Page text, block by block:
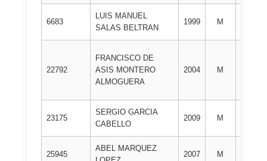
6683
LUIS MANUEL
SALAS BELTRAN
1999 M
22792
FRANCISCO DE
ASIS MONTERO
ALMOGUERA
2004 M
23175
SERGIO GARCIA
CABELLO
2009 M
25945
ABEL MARQUEZ
2007 M